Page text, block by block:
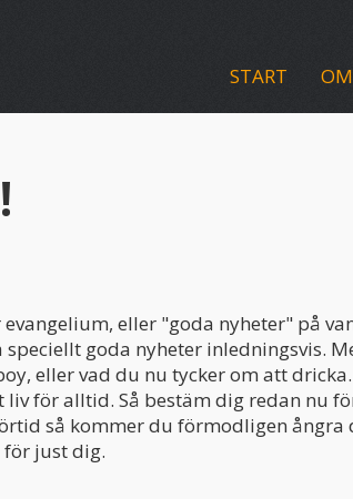
START
eller "goda nyheter" på
goda nyheter inledningsvis.
eller vad du nu tycker om att
för alltid. Så bestäm dig redan nu
så kommer du förmodligen ångra
just dig.